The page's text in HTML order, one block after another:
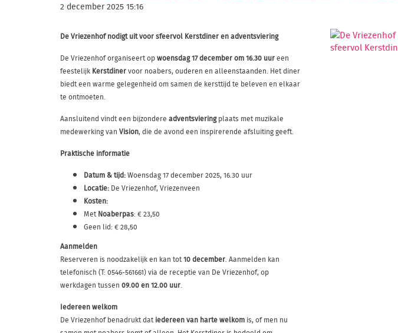
2 december 2025 15:16
De Vriezenhof nodigt uit voor sfeervol Kerstdiner en adventsviering
De Vriezenhof organiseert opwoensdag 17 december om 16.30 uureen
feestelijk Kerstdinervoor noabers, ouderen en alleenstaanden. Het diner
biedt een warme gelegenheid om samen de kersttijd te beleven en elkaar
te ontmoeten.
Aansluitend vindt een bijzondere adventsvieringplaats met muzikale
medewerking van Vision, die de avond een inspirerende afsluiting geeft.
Praktische informatie
Datum & tijd:Woensdag 17 december 2025, 16.30 uur
Locatie: De Vriezenhof, Vriezenveen
Kosten:
MetNoaberpas: € 23,50
Geen lid: € 28,50
Aanmelden
Reserveren is noodzakelijk en kan tot10 december. Aanmelden kan
telefonisch (T: 0546-561661) via de receptie van De Vriezenhof, op
werkdagen tussen 09.00 en 12.00 uur.
Iedereen welkom
De Vriezenhof benadrukt datiedereen van harte welkom is, of men nu